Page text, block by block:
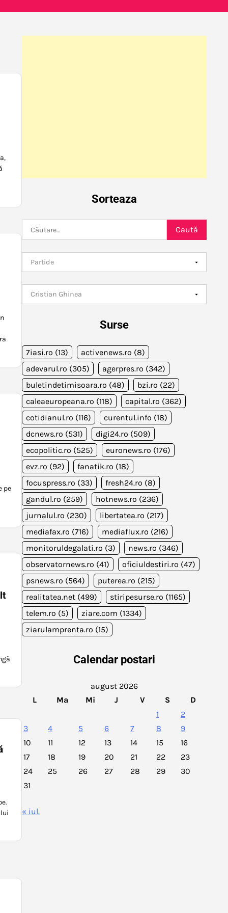
pe
Sorteaza
Caută
după:
Surse
7iasi.ro (13) activenews.ro (8)
adevarul.ro (305) agerpres.ro (342)
buletindetimisoara.ro (48) bzi.ro (22)
caleaeuropeana.ro (118) capital.ro (362)
cotidianul.ro (116) curentul.info (18)
dcnews.ro (531) digi24.ro (509)
ecopolitic.ro (525) euronews.ro (176)
evz.ro (92) fanatik.ro (18)
focuspress.ro (33) fresh24.ro (8)
gandul.ro (259) hotnews.ro (236)
jurnalul.ro (230) libertatea.ro (217)
mediafax.ro (716) mediaflux.ro (216)
monitoruldegalati.ro (3) news.ro (346)
observatornews.ro (41) oficiuldestiri.ro (47)
psnews.ro (564) puterea.ro (215)
realitatea.net (499) stiripesurse.ro (1165)
telem.ro (5) ziare.com (1334)
ziarulamprenta.ro (15)
Calendar postari
august 2026
L
Ma Mi J V S
D
1
2
3
4 5 6 7 8
9
10
11 12 13 14 15
16
17
18 19 20 21 22
23
24
25 26 27 28 29
30
31
« iul.